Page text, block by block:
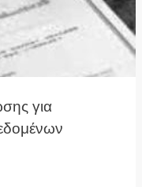
για